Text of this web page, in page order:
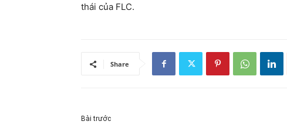
thái của FLC.
Share
Bài trước